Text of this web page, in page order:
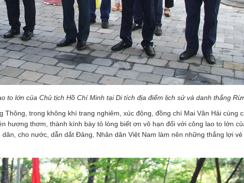
to lớn của Chủ tịch Hồ Chí Minh tại Di tích địa điểm lịch sử và danh thắng
Thông, trong không khí trang nghiêm, xúc động, đồng chí Mai Văn Hải cùng
hương thơm, thành kính bày tỏ lòng biết ơn vô hạn đối với công lao to lớn
cho nước, dẫn dắt Đảng, Nhân dân Việt Nam làm nên những thắng lợi vẻ